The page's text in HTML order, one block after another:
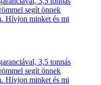
segít önnek
Hívjon minket és mi
3,5 tonnás
segít önnek
Hívjon minket és mi